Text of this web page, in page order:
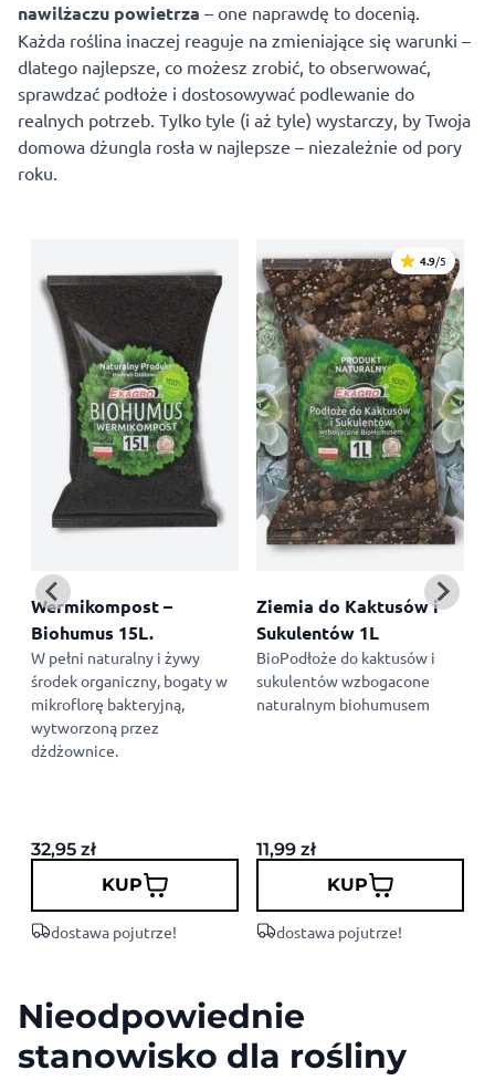
nawilżaczu powietrza – one naprawdę to docenią.
Każda roślina inaczej reaguje na zmieniające się warunki –
dlatego najlepsze, co możesz zrobić, to obserwować,
sprawdzać podłoże i dostosowywać podlewanie do
realnych potrzeb. Tylko tyle (i aż tyle) wystarczy, by Twoja
domowa dżungla rosła w najlepsze – niezależnie od pory
roku.
Wermikompost –
Biohumus 15L.
W pełni naturalny i żywy
środek organiczny, bogaty w
mikroflorę bakteryjną,
wytworzoną przez
dżdżownice.
32,95 zł
KUP
dostawa pojutrze!
4.9/5
Ziemia do Kaktusów i
Sukulentów 1L
BioPodłoże do kaktusów i
sukulentów wzbogacone
naturalnym biohumusem
11,99 zł
KUP
dostawa pojutrze!
Nieodpowiednie
stanowisko dla rośliny